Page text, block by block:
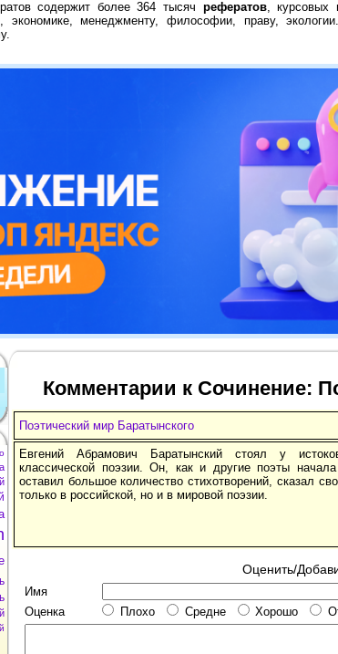
содержит более 364 тысяч рефератов, курсовых
экономике, менеджменту, философии, праву,
Комментарии к Сочинение:
Поэтический мир Баратынского
Евгений Абрамович Баратынский стоял у
классической поэзии. Он, как и другие поэты
оставил большое количество стихотворений, сказал
только в российской, но и в мировой поэзии.
Оценить/
Имя
Оценка
Плохо Средне Хорошо